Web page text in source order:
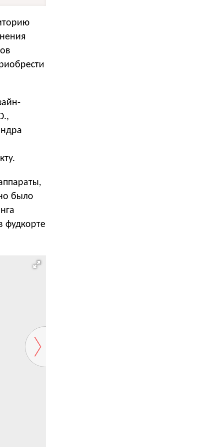
было
фудкорте